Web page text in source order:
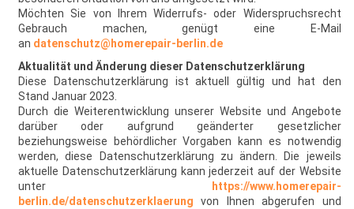
Möchten Sie von Ihrem Widerrufs- oder Widerspruchsrecht
Gebrauch machen, genügt eine E-Mail
an datenschutz@homerepair-berlin.de
Aktualität und Änderung dieser Datenschutzerklärung
Diese Datenschutzerklärung ist aktuell gültig und hat den
Stand Januar 2023.
Durch die Weiterentwicklung unserer Website und Angebote
darüber oder aufgrund geänderter gesetzlicher
beziehungsweise behördlicher Vorgaben kann es notwendig
werden, diese Datenschutzerklärung zu ändern. Die jeweils
aktuelle Datenschutzerklärung kann jederzeit auf der Website
unter
https://www.homerepair-
berlin.de/datenschutzerklaerung von Ihnen abgerufen und